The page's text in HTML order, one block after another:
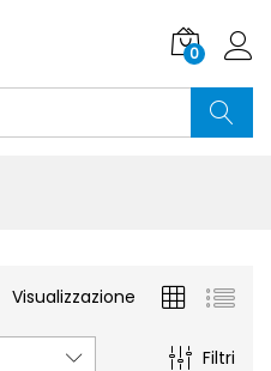
0
Visualizzazione
Filtri